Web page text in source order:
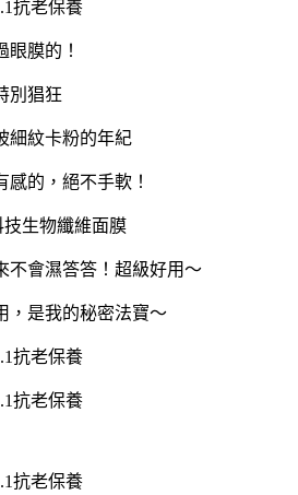
眼膜的！
別猖狂
細紋卡粉的年紀
感的，絕不手軟！
技生物纖維面膜
不會濕答答！超級好用～
，是我的秘密法寶～